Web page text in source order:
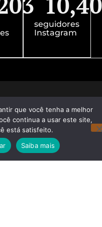
seguidores
Instagram
que você tenha a melhor
continua a usar este site,
está satisfeito.
Saiba mais